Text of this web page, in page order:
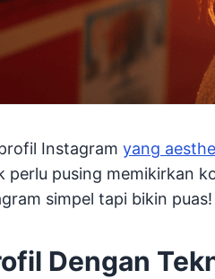
Instagram yang
perlu pusing memikirkan
simpel tapi bikin puas!
Dengan